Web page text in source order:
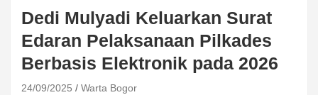
Dedi Mulyadi Keluarkan Surat
Edaran Pelaksanaan Pilkades
Berbasis Elektronik pada 2026
24/09/2025 Warta Bogor